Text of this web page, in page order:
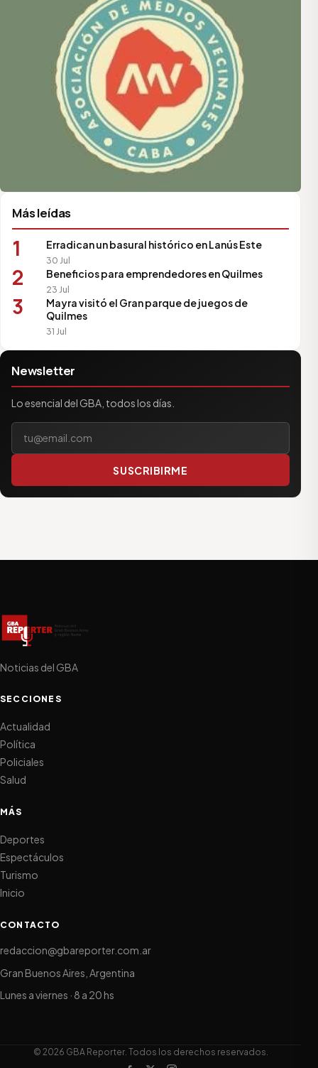
Más leídas
1 Erradican un basural histórico en Lanús Este
30 Jul
2 Beneficios para emprendedores en Quilmes
23 Jul
3
Mayra visitó el Gran parque de juegos de
Quilmes
31 Jul
Newsletter
Lo esencial del GBA, todos los días.
Tu correo electrónico
SUSCRIBIRME
Noticias del GBA
SECCIONES
Actualidad
Política
Policiales
Salud
MÁS
Deportes
Espectáculos
Turismo
Inicio
CONTACTO
redaccion@gbareporter.com.ar
Gran Buenos Aires, Argentina
Lunes a viernes · 8 a 20 hs
© 2026 GBA Reporter. Todos los derechos reservados.